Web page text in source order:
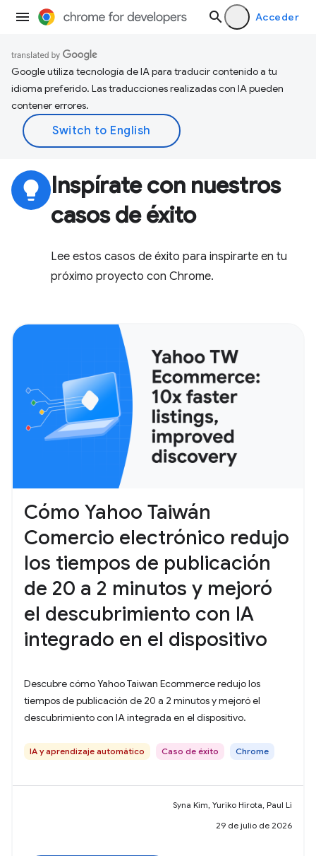
Acceder
Google utiliza tecnología de IA para traducir contenido a tu
idioma preferido. Las traducciones realizadas con IA pueden
contener errores.
lightbulb Inspírate con nuestros
casos de éxito
Lee estos casos de éxito para inspirarte en tu
próximo proyecto con Chrome.
Cómo Yahoo Taiwán
Comercio electrónico redujo
los tiempos de publicación
de 20 a 2 minutos y mejoró
el descubrimiento con IA
integrado en el dispositivo
Descubre cómo Yahoo Taiwan Ecommerce redujo los
tiempos de publicación de 20 a 2 minutos y mejoró el
descubrimiento con IA integrada en el dispositivo.
IA y aprendizaje automático Caso de éxito Chrome
Syna Kim, Yuriko Hirota, Paul Li
29 de julio de 2026